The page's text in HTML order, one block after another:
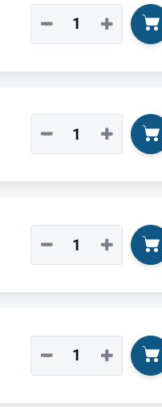
+
−
+
−
+
−
+
−